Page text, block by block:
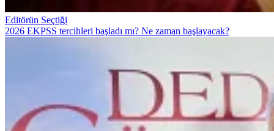
Editörün Seçtiği
2026 EKPSS tercihleri başladı mı? Ne zaman başlayacak?